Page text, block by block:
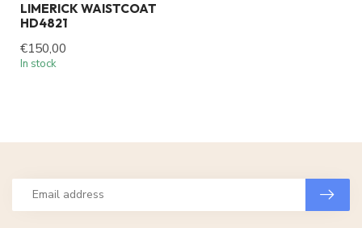
LIMERICK WAISTCOAT
HD4821
€150,00
In stock